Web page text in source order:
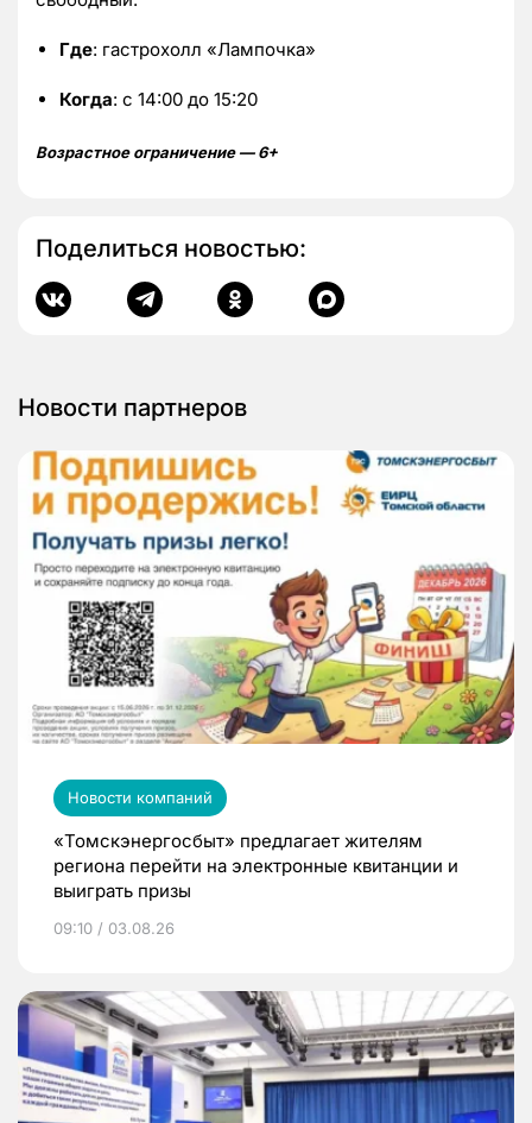
Где: гастрохолл «Лампочка»
Когда: с 14:00 до 15:20
Возрастное ограничение — 6+
Поделиться новостью:
Новости партнеров
Новости компаний
«Томскэнергосбыт» предлагает жителям
региона перейти на электронные квитанции и
выиграть призы
09:10 / 03.08.26